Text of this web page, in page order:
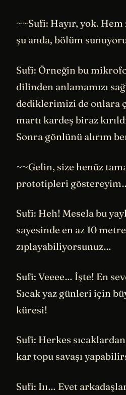
~~Sufi: Hayır, yok.
şu anda, bölüm
Sufi: Örneğin bu
dilinden anlamamızı
dediklerimizi de onlara
martı kardeş biraz
Sonra gönlünü alırım
~~Gelin, size henüz
prototipleri
Sufi: Heh! Mesela bu
sayesinde en az 10
zıplayabiliyorsunuz…
Sufi: Veeee… İşte! En
Sıcak yaz günleri için
küresi!
Sufi: Herkes
kar topu savaşı
Sufi: Iıı… Evet